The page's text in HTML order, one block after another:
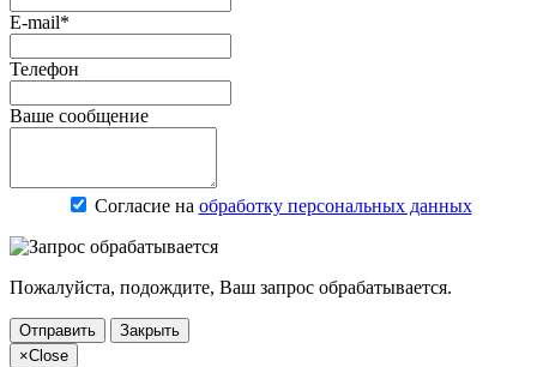
E-mail*
Телефон
Ваше сообщение
Согласие на обработку персональных данных
Пожалуйста, подождите, Ваш запрос обрабатывается.
Отправить
Закрыть
×Close